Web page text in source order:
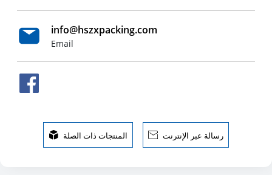
info@hszxpacking.com
Email
 المنتجات ذات الصلة  رسالة عبر الإنترنت